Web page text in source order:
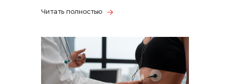
Читать полностью